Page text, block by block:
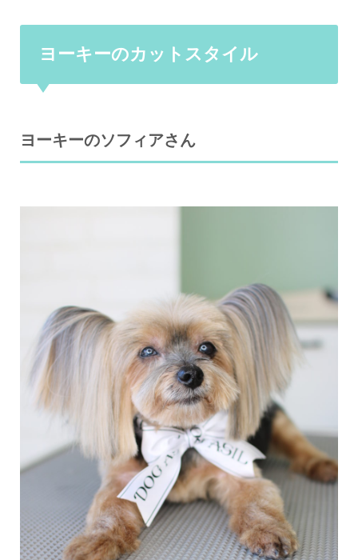
ヨーキーのカットスタイル
ヨーキーのソフィアさん